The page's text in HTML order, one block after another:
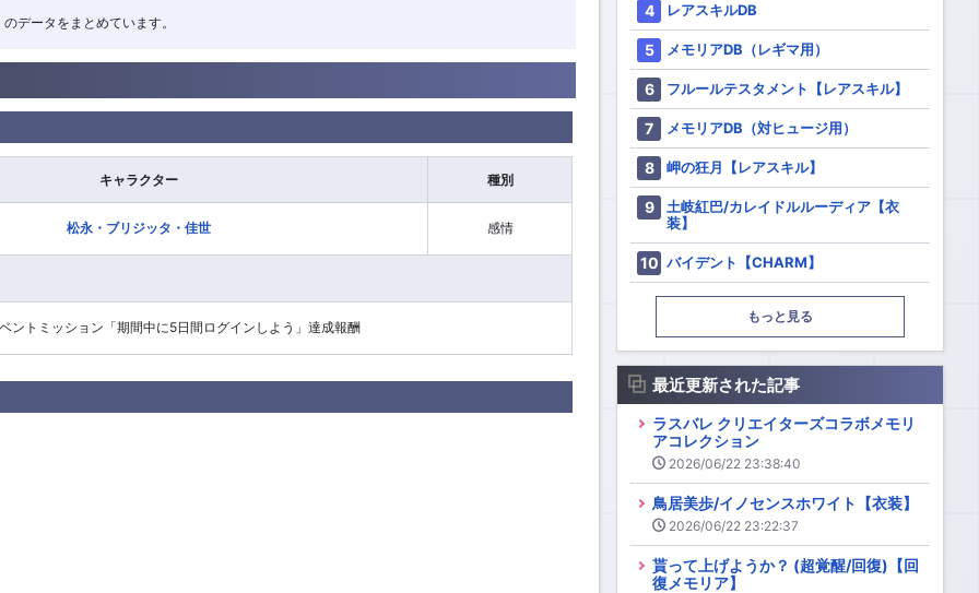
データをまとめています。
キャラクター 種別
松永・ブリジッタ・佳世 感情
ントミッション「期間中に5日間ログインしよう」達成報酬
レアスキルDB
メモリアDB（レギマ用）
フルールテスタメント【レアスキル】
メモリアDB（対ヒュージ用）
岬の狂月【レアスキル】
土岐紅巴/カレイドルルーディア【衣
装】
バイデント【CHARM】
もっと見る
最近更新された記事
ラスバレ クリエイターズコラボメモリ
アコレクション
2026/06/22 23:38:40
鳥居美歩/イノセンスホワイト【衣装】
2026/06/22 23:22:37
貰って上げようか？ (超覚醒/回復)【回
復メモリア】